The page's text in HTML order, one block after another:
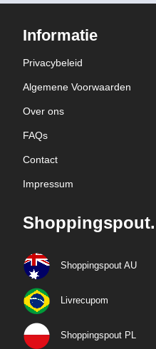
Informatie
Privacybeleid
Algemene Voorwaarden
Over ons
FAQs
Contact
Impressum
Shoppingspout AU
Livrecupom
Shoppingspout PL